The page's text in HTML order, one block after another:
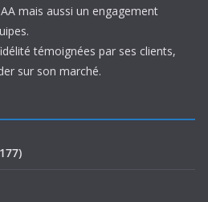
mais aussi un engagement
témoignées par ses clients,
sur son marché.